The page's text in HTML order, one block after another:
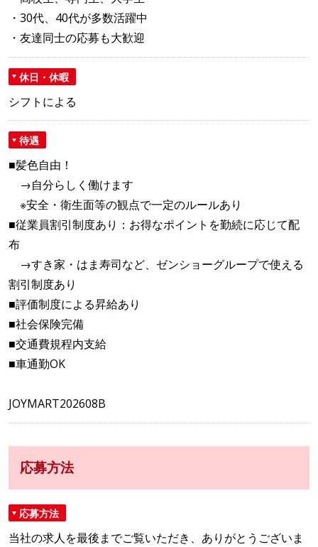
・30代、40代が多数活躍中
・友達同士の応募も大歓迎
休日・休暇
シフトによる
待遇
■髪色自由！
→自分らしく働けます
※安全・衛生面等の観点で一定のルールあり
■従業員割引制度あり：お得なポイントを勤続に応じて配
布
→すき家・はま寿司など、ゼンショーグループで使える
割引制度あり
■評価制度による昇給あり
■社会保険完備
■交通費規程内支給
■車通勤OK
JOYMART202608B
応募方法
応募方法
当社の求人を最後までご覧いただき、ありがとうございま